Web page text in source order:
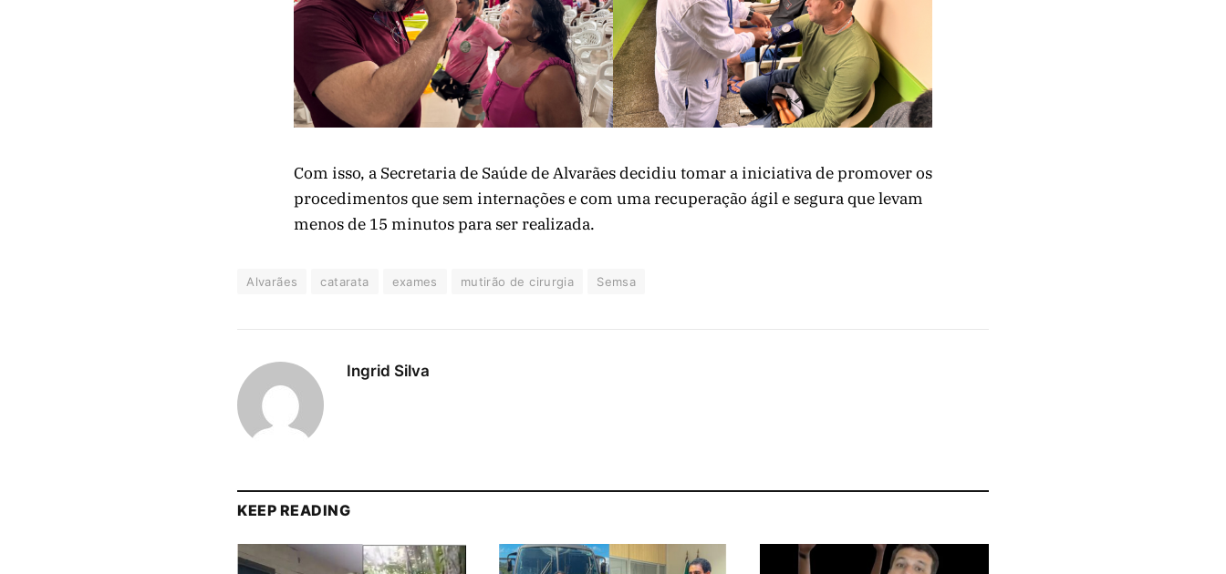
Com isso, a Secretaria de Saúde de Alvarães decidiu tomar a iniciativa de promover os
procedimentos que sem internações e com uma recuperação ágil e segura que levam
menos de 15 minutos para ser realizada.
Alvarães catarata exames mutirão de cirurgia Semsa
Ingrid Silva
KEEP READING